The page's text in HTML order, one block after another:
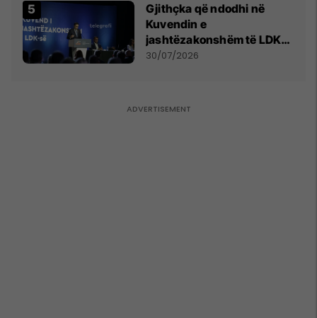
Gjithçka që ndodhi në
Kuvendin e
jashtëzakonshëm të LDK-
së
30/07/2026